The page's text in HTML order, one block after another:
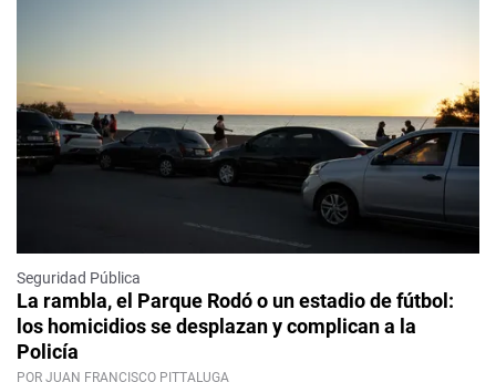
Seguridad Pública
La rambla, el Parque Rodó o un estadio de fútbol:
los homicidios se desplazan y complican a la
Policía
POR JUAN FRANCISCO PITTALUGA